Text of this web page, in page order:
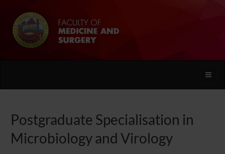
Toggle
Postgraduate Specialisation in
Microbiology and Virology